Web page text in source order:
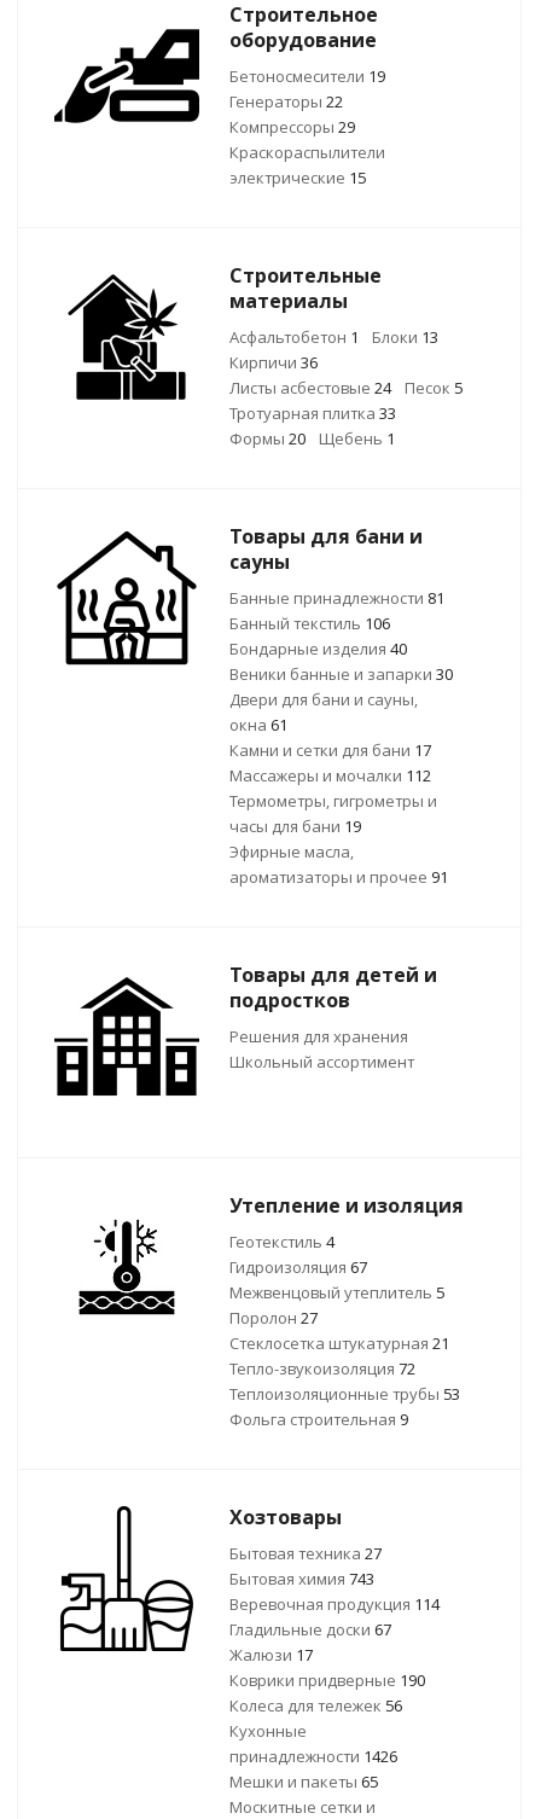
Строительное
оборудование
Бетоносмесители 19
Генераторы 22
Компрессоры 29
Краскораспылители
электрические 15
Строительные
материалы
Асфальтобетон 1 Блоки 13
Кирпичи 36
Листы асбестовые 24 Песок 5
Тротуарная плитка 33
Формы 20 Щебень 1
Товары для бани и
сауны
Банные принадлежности 81
Банный текстиль 106
Бондарные изделия 40
Веники банные и запарки 30
Двери для бани и сауны,
окна 61
Камни и сетки для бани 17
Массажеры и мочалки 112
Термометры, гигрометры и
часы для бани 19
Эфирные масла,
ароматизаторы и прочее 91
Товары для детей и
подростков
Решения для хранения
Школьный ассортимент
Утепление и изоляция
Геотекстиль 4
Гидроизоляция 67
Межвенцовый утеплитель 5
Поролон 27
Стеклосетка штукатурная 21
Тепло-звукоизоляция 72
Теплоизоляционные трубы 53
Фольга строительная 9
Хозтовары
Бытовая техника 27
Бытовая химия 743
Веревочная продукция 114
Гладильные доски 67
Жалюзи 17
Коврики придверные 190
Колеса для тележек 56
Кухонные
принадлежности 1426
Мешки и пакеты 65
Москитные сетки и